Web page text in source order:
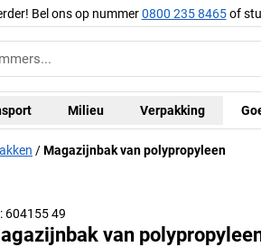
Bel ons op nummer0800 235 8465of
Milieu Verpakking
Magazijnbak van polypropyleen
604155 49
van